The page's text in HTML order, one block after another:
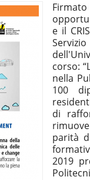
e il
corso:
nella
100
di
parità
2019